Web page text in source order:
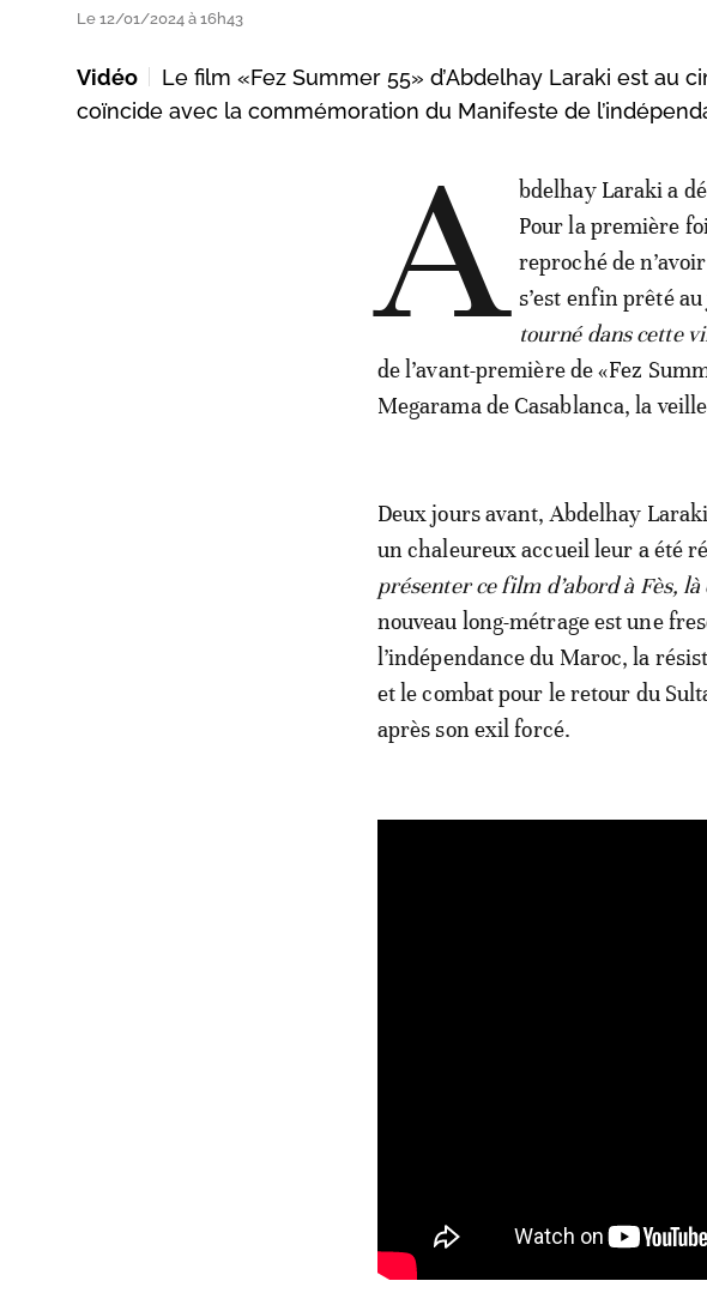
Le 12/01/2024 à 16h43
Vidéo
Le film «Fez Summer 55» d’Abdelhay Laraki est au
coïncide avec la commémoration du Manifeste de
A bdelhay Laraki a
Pour la première
reproché de
s’est enfin prêté au
tourné dans cette
de l’avant-première de «Fez
Megarama de Casablanca, la
Deux jours avant, Abdelhay
un chaleureux accueil leur a été
présenter ce film d’abord à Fès,
nouveau long-métrage est une
l’indépendance du Maroc, la
et le combat pour le retour du
après son exil forcé.